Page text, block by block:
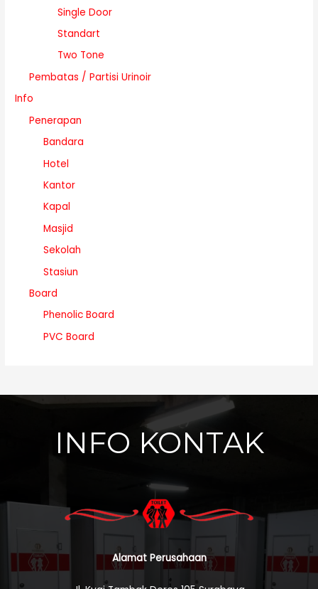
Single Door
Standart
Two Tone
Pembatas / Partisi Urinoir
Info
Penerapan
Bandara
Hotel
Kantor
Kapal
Masjid
Sekolah
Stasiun
Board
Phenolic Board
PVC Board
INFO KONTAK
Alamat Perusahaan